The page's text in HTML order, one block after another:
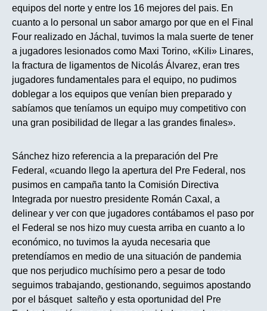
equipos del norte y entre los 16 mejores del pais. En
cuanto a lo personal un sabor amargo por que en el Final
Four realizado en Jáchal, tuvimos la mala suerte de tener
a jugadores lesionados como Maxi Torino, «Kili» Linares,
la fractura de ligamentos de Nicolás Álvarez, eran tres
jugadores fundamentales para el equipo, no pudimos
doblegar a los equipos que venían bien preparado y
sabíamos que teníamos un equipo muy competitivo con
una gran posibilidad de llegar a las grandes finales».
Sánchez hizo referencia a la preparación del Pre
Federal, «cuando llego la apertura del Pre Federal, nos
pusimos en campaña tanto la Comisión Directiva
Integrada por nuestro presidente Román Caxal, a
delinear y ver con que jugadores contábamos el paso por
el Federal se nos hizo muy cuesta arriba en cuanto a lo
económico, no tuvimos la ayuda necesaria que
pretendíamos en medio de una situación de pandemia
que nos perjudico muchísimo pero a pesar de todo
seguimos trabajando, gestionando, seguimos apostando
por el básquet salteño y esta oportunidad del Pre